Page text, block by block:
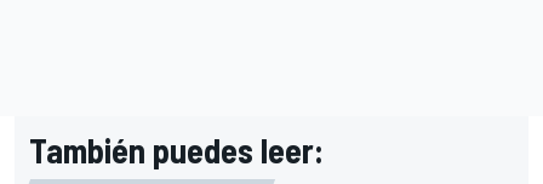
También puedes leer: